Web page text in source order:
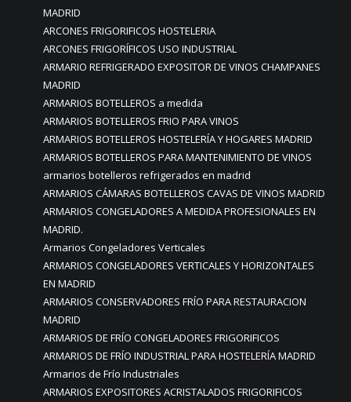
MADRID
ARCONES FRIGORIFICOS HOSTELERIA
ARCONES FRIGORÍFICOS USO INDUSTRIAL
ARMARIO REFRIGERADO EXPOSITOR DE VINOS CHAMPANES
MADRID
ARMARIOS BOTELLEROS a medida
ARMARIOS BOTELLEROS FRIO PARA VINOS
ARMARIOS BOTELLEROS HOSTELERÍA Y HOGARES MADRID
ARMARIOS BOTELLEROS PARA MANTENIMIENTO DE VINOS
armarios botelleros refrigerados en madrid
ARMARIOS CÁMARAS BOTELLEROS CAVAS DE VINOS MADRID
ARMARIOS CONGELADORES A MEDIDA PROFESIONALES EN
MADRID.
Armarios Congeladores Verticales
ARMARIOS CONGELADORES VERTICALES Y HORIZONTALES
EN MADRID
ARMARIOS CONSERVADORES FRÍO PARA RESTAURACION
MADRID
ARMARIOS DE FRÍO CONGELADORES FRIGORIFICOS
ARMARIOS DE FRÍO INDUSTRIAL PARA HOSTELERÍA MADRID
Armarios de Frío Industriales
ARMARIOS EXPOSITORES ACRISTALADOS FRIGORIFICOS